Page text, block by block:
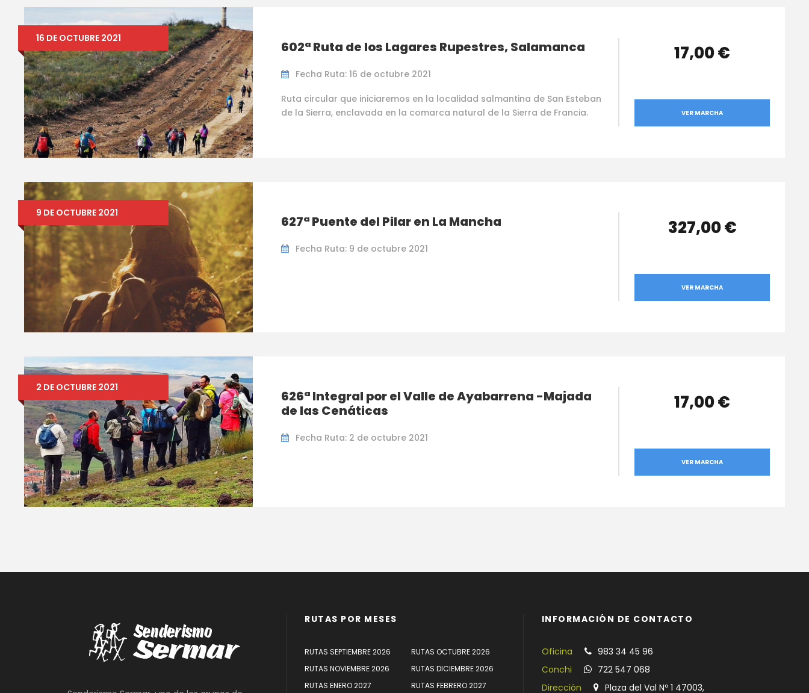
16 DE OCTUBRE 2021
602ª Ruta de los Lagares Rupestres, Salamanca
Fecha Ruta: 16 de octubre 2021
Ruta circular que iniciaremos en la localidad salmantina de San Esteban
de la Sierra, enclavada en la comarca natural de la Sierra de Francia.
17,00 €
VER MARCHA
9 DE OCTUBRE 2021
627ª Puente del Pilar en La Mancha
Fecha Ruta: 9 de octubre 2021
327,00 €
VER MARCHA
2 DE OCTUBRE 2021
626ª Integral por el Valle de Ayabarrena -Majada
de las Cenáticas
Fecha Ruta: 2 de octubre 2021
17,00 €
VER MARCHA
RUTAS POR MESES
RUTAS SEPTIEMBRE 2026
RUTAS OCTUBRE 2026
RUTAS NOVIEMBRE 2026
RUTAS DICIEMBRE 2026
RUTAS ENERO 2027
RUTAS FEBRERO 2027
INFORMACIÓN DE CONTACTO
Oficina
983 34 45 96
Conchi
722 547 068
Dirección
Plaza del Val Nº 1 47003,